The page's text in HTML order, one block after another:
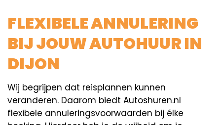
FLEXIBELE ANNULERING
BIJ JOUW AUTOHUUR IN
DIJON
Wij begrijpen dat reisplannen kunnen
veranderen. Daarom biedt Autoshuren.nl
flexibele annuleringsvoorwaarden bij élke